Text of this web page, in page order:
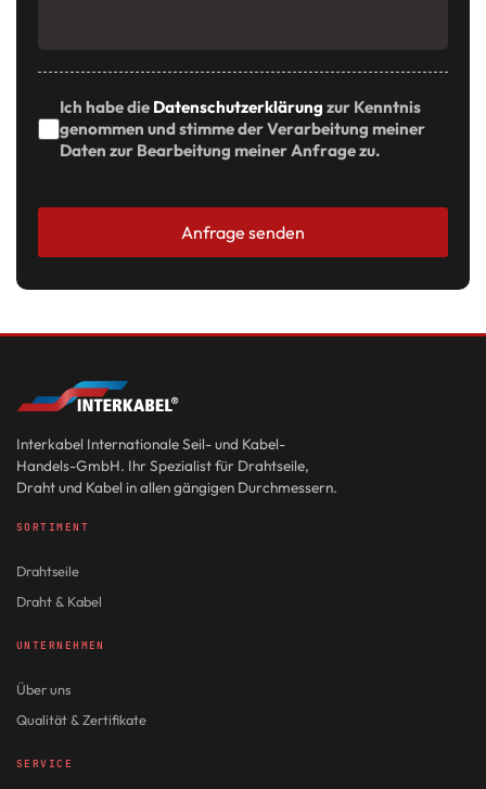
DSGVO-Zustimmung*
Ich habe die Datenschutzerklärung zur Kenntnis
genommen und stimme der Verarbeitung meiner
Daten zur Bearbeitung meiner Anfrage zu.
Anfrage senden
Interkabel Internationale Seil- und Kabel-
Handels-GmbH. Ihr Spezialist für Drahtseile,
Draht und Kabel in allen gängigen Durchmessern.
SORTIMENT
Drahtseile
Draht & Kabel
UNTERNEHMEN
Über uns
Qualität & Zertifikate
SERVICE